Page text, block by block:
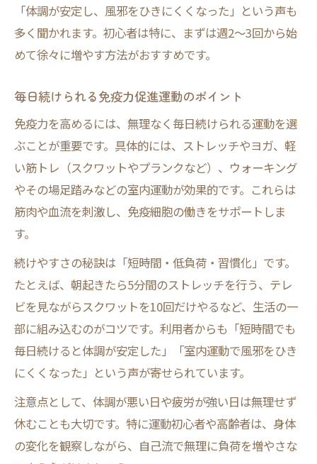
「体調が安定し、風邪をひきにくくなった」という声も
多く聞かれます。初心者は特に、まずは週2～3回から始
めて徐々に増やす方法がおすすめです。
毎日続けられる免疫力促進運動のポイント
免疫力を高めるには、無理なく毎日続けられる運動を選
ぶことが重要です。具体的には、ストレッチやヨガ、軽
い筋トレ（スクワットやプランクなど）、ウォーキング
やその場足踏みなどの室内運動が効果的です。これらは
筋肉や血流を刺激し、免疫細胞の働きをサポートしま
す。
続けやすさの秘訣は「短時間・低負荷・習慣化」です。
たとえば、朝起きたら5分間のストレッチを行う、テレ
ビを見ながらスクワットを10回だけやるなど、生活の一
部に組み込むのがコツです。利用者からも「短時間でも
毎日続けると体調が安定した」「室内運動で風邪をひき
にくくなった」という声が寄せられています。
注意点として、体調が悪い日や疲労が強い日は無理せず
休むことも大切です。特に運動初心者や高齢者は、身体
の変化を観察しながら、自己流で無理に負荷を増やさな